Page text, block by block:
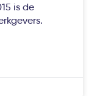
is de